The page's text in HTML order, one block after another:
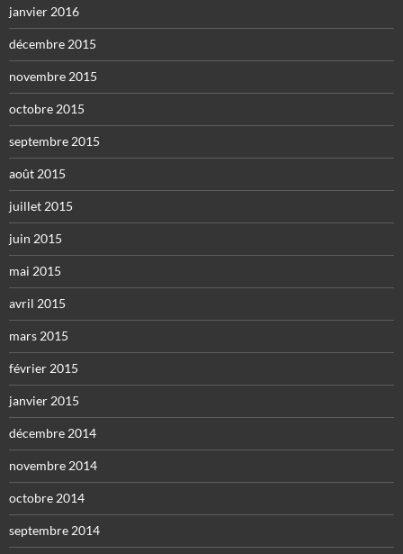
janvier 2016
décembre 2015
novembre 2015
octobre 2015
septembre 2015
août 2015
juillet 2015
juin 2015
mai 2015
avril 2015
mars 2015
février 2015
janvier 2015
décembre 2014
novembre 2014
octobre 2014
septembre 2014